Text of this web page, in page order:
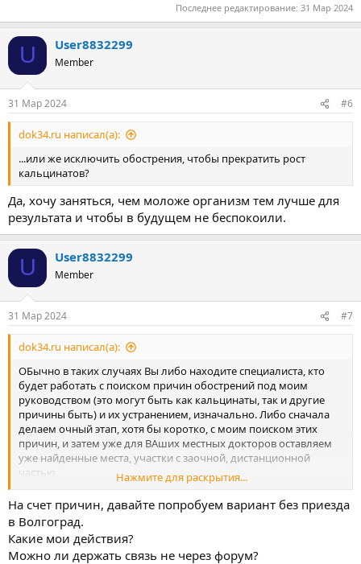
Последнее редактирование: 31 Мар 2024
U User8832299
Member
31 Мар 2024 #6
dok34.ru написал(а):
...или же исключить обострения, чтобы прекратить рост
кальцинатов?
Да, хочу заняться, чем моложе организм тем лучше для
результата и чтобы в будущем не беспокоили.
U User8832299
Member
31 Мар 2024 #7
dok34.ru написал(а):
ОБычно в таких случаях Вы либо находите специалиста, кто
будет работать с поиском причин обострений под моим
руководством (это могут быть как кальцинаты, так и другие
причины быть) и их устранением, изначально. Либо сначала
делаем очный этап, хотя бы коротко, с моим поиском этих
причин, и затем уже для ВАших местных докторов оставляем
уже найденные места, участки с заочной, дистанционной
частью.
А уже затем - можно применять многие имеющиеся в Вашем
доступе методы (УВТ, УЗТ, грязи, как вариант).
Нажмите для раскрытия...
На счет причин, давайте попробуем вариант без приезда
в Волгоград.
Какие мои действия?
Можно ли держать связь не через форум?